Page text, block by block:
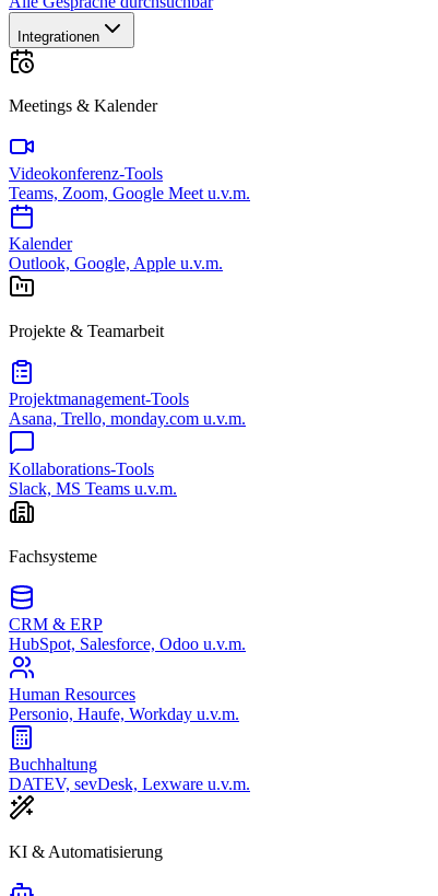
Integrationen
Meetings & Kalender
Videokonferenz-Tools
Teams, Zoom, Google Meet u.v.m.
Kalender
Outlook, Google, Apple u.v.m.
Projekte & Teamarbeit
Projektmanagement-Tools
Asana, Trello, monday.com u.v.m.
Kollaborations-Tools
Slack, MS Teams u.v.m.
Fachsysteme
CRM & ERP
HubSpot, Salesforce, Odoo u.v.m.
Human Resources
Personio, Haufe, Workday u.v.m.
Buchhaltung
DATEV, sevDesk, Lexware u.v.m.
KI & Automatisierung